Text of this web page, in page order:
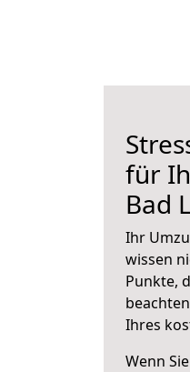
für
Bad
Ihr
wissen
Punkte,
Ihres
Wenn